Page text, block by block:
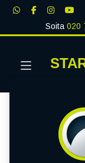
Soita020